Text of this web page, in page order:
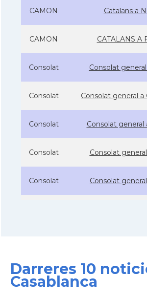
CAMON Catalans a
CAMON CATALANS A
Consolat Consolat
Consolat Consolat general a
Consolat Consolat general
Consolat Consolat
Consolat Consolat
Ambaixada Ambaixada
* + ambaixades i
Darreres 10
Casablanca